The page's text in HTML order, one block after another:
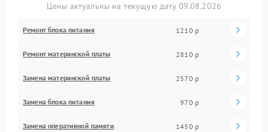
Цены актуальны на текущую дату 09.08.2026
Ремонт блока питания 1210 р
Ремонт материнской платы 2810 р
Замена материнской платы 2570 р
Замена блока питания 970 р
Замена оперативной памяти 1450 р